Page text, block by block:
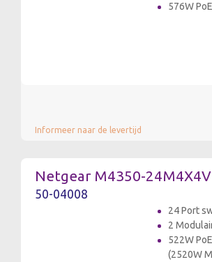
576W
Informeer naar de levertijd
Netgear M4350-24M4X4V
50-04008
24 Port
2
522W
(2520W